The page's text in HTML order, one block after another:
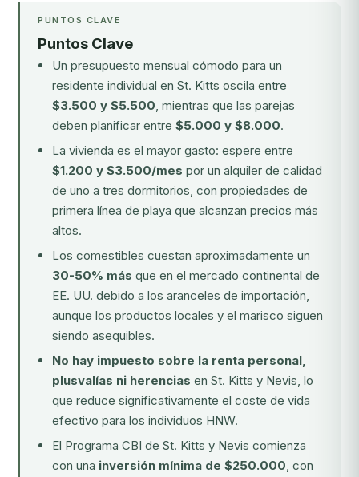
PUNTOS CLAVE
Puntos Clave
Un presupuesto mensual cómodo para un
residente individual en St. Kitts oscila entre
$3.500 y $5.500, mientras que las parejas
deben planificar entre $5.000 y $8.000.
La vivienda es el mayor gasto: espere entre
$1.200 y $3.500/mes por un alquiler de calidad
de uno a tres dormitorios, con propiedades de
primera línea de playa que alcanzan precios más
altos.
Los comestibles cuestan aproximadamente un
30-50% más que en el mercado continental de
EE. UU. debido a los aranceles de importación,
aunque los productos locales y el marisco siguen
siendo asequibles.
No hay impuesto sobre la renta personal,
plusvalías ni herencias en St. Kitts y Nevis, lo
que reduce significativamente el coste de vida
efectivo para los individuos HNW.
El Programa CBI de St. Kitts y Nevis comienza
con una inversión mínima de $250.000, con